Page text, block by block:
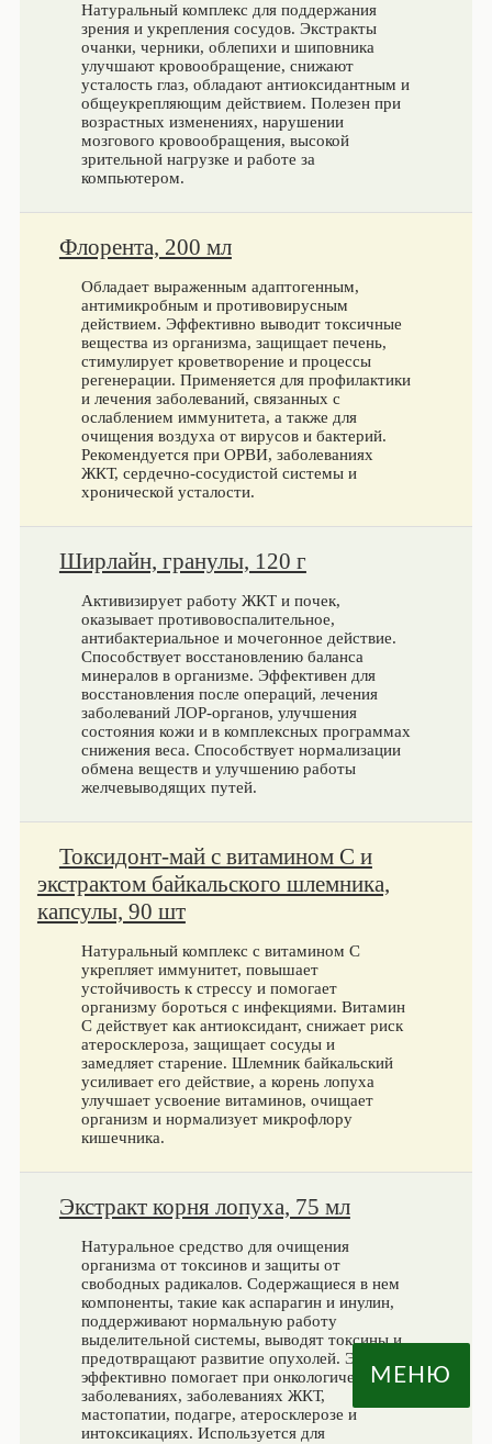
МЕНЮ
Натуральный комплекс для поддержания
зрения и укрепления сосудов. Экстракты
очанки, черники, облепихи и шиповника
улучшают кровообращение, снижают
усталость глаз, обладают антиоксидантным и
общеукрепляющим действием. Полезен при
возрастных изменениях, нарушении
мозгового кровообращения, высокой
зрительной нагрузке и работе за
компьютером.
Флорента, 200 мл
Обладает выраженным адаптогенным,
антимикробным и противовирусным
действием. Эффективно выводит токсичные
вещества из организма, защищает печень,
стимулирует кроветворение и процессы
регенерации. Применяется для профилактики
и лечения заболеваний, связанных с
ослаблением иммунитета, а также для
очищения воздуха от вирусов и бактерий.
Рекомендуется при ОРВИ, заболеваниях
ЖКТ, сердечно-сосудистой системы и
хронической усталости.
Ширлайн, гранулы, 120 г
Активизирует работу ЖКТ и почек,
оказывает противовоспалительное,
антибактериальное и мочегонное действие.
Способствует восстановлению баланса
минералов в организме. Эффективен для
восстановления после операций, лечения
заболеваний ЛОР-органов, улучшения
состояния кожи и в комплексных программах
снижения веса. Способствует нормализации
обмена веществ и улучшению работы
желчевыводящих путей.
Токсидонт-май с витамином C и
экстрактом байкальского шлемника,
капсулы, 90 шт
Натуральный комплекс с витамином С
укрепляет иммунитет, повышает
устойчивость к стрессу и помогает
организму бороться с инфекциями. Витамин
С действует как антиоксидант, снижает риск
атеросклероза, защищает сосуды и
замедляет старение. Шлемник байкальский
усиливает его действие, а корень лопуха
улучшает усвоение витаминов, очищает
организм и нормализует микрофлору
кишечника.
Экстракт корня лопуха, 75 мл
Натуральное средство для очищения
организма от токсинов и защиты от
свободных радикалов. Содержащиеся в нем
компоненты, такие как аспарагин и инулин,
поддерживают нормальную работу
выделительной системы, выводят токсины и
предотвращают развитие опухолей. Экстракт
эффективно помогает при онкологических
заболеваниях, заболеваниях ЖКТ,
мастопатии, подагре, атеросклерозе и
интоксикациях. Используется для